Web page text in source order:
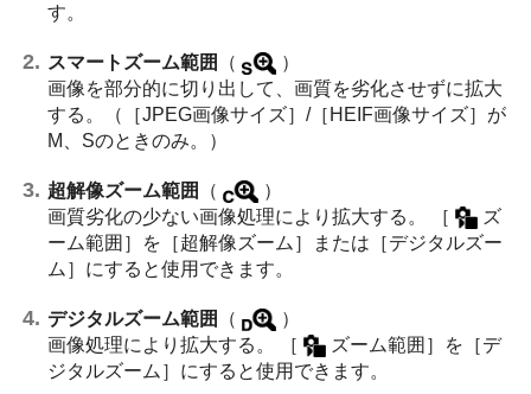
す。
スマートズーム範囲 （
）
画像を部分的に切り出して、画質を劣化させずに拡大
する。（
［JPEG画像サイズ］ /［HEIF画像サイズ］ が
M、Sのときのみ。）
超解像ズーム範囲 （
）
画質劣化の少ない画像処理により拡大する。
［
ズ
ーム範囲］
を ［超解像ズーム］ または ［デジタルズー
ム］ にすると使用できます。
デジタルズーム範囲 （
）
画像処理により拡大する。
［ ズーム範囲］ を ［デ
ジタルズーム］ にすると使用できます。